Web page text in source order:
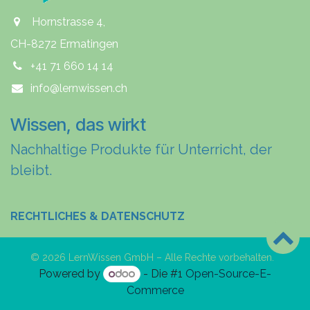
Hornstrasse 4,
CH-8272 Ermatingen
+41 71 660 14 14
info@lernwissen.ch
Wissen, das wirkt
Nachhaltige Produkte für Unterricht, der
bleibt.
RECHTLICHES & DATENSCHUTZ
© 2026 LernWissen GmbH – Alle Rechte vorbehalten.
Powered by - Die #1 Open-Source-E-
Commerce